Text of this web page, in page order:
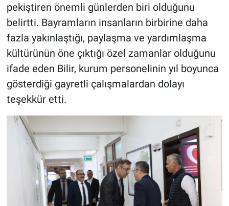
pekiştiren önemli günlerden biri olduğunu
belirtti. Bayramların insanların birbirine daha
fazla yakınlaştığı, paylaşma ve yardımlaşma
kültürünün öne çıktığı özel zamanlar olduğunu
ifade eden Bilir, kurum personelinin yıl boyunca
gösterdiği gayretli çalışmalardan dolayı
teşekkür etti.